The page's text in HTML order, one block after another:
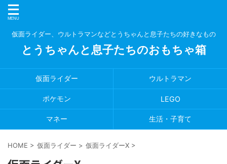
仮面ライダー、ウルトラマンなどとうちゃんと息子たちの好きなもの
とうちゃんと息子たちのおもちゃ箱
仮面ライダー ウルトラマン
ポケモン LEGO
マネー 生活・子育て
HOME > 仮面ライダー > 仮面ライダーX >